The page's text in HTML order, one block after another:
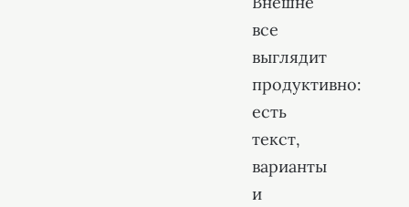
все
выглядит
продуктивно:
есть
текст,
варианты
и